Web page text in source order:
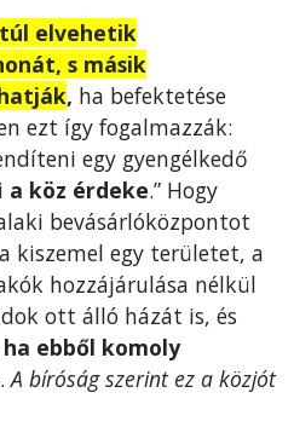
elvehetik
s másik
, ha befektetése
ezt így fogalmazzák:
egy gyengélkedő
a köz érdeke.” Hogy
bevásárlóközpontot
kiszemel egy területet, a
hozzájárulása nélkül
ott álló házát is, és
ha ebből komoly
.A bíróság szerint ez a közjót